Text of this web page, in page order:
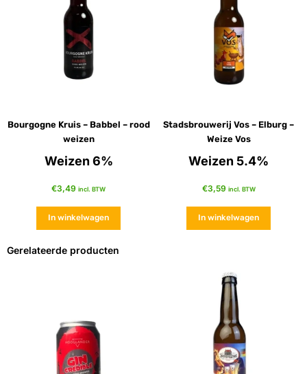
Bourgogne Kruis – Babbel – rood
weizen
Weizen 6%
€3,49 incl. BTW
In winkelwagen
Stadsbrouwerij Vos – Elburg –
Weize Vos
Weizen 5.4%
€3,59 incl. BTW
In winkelwagen
Gerelateerde producten